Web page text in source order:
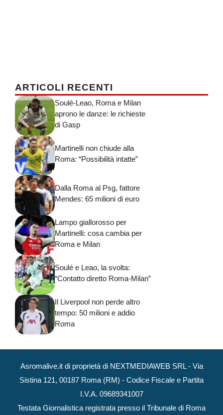
ARTICOLI RECENTI
Soulé-Leao, Roma e Milan
aprono le danze: le richieste
di Gasp
Martinelli non chiude alla
Roma: “Possibilità intatte”
Dalla Roma al Psg, fattore
Mendes: 65 milioni di euro
Lampo giallorosso per
Martinelli: cosa cambia per
Roma e Milan
Soulé e Leao, la svolta:
“Contatto diretto Roma-Milan”
Il Liverpool non perde altro
tempo: 50 milioni e addio
Roma
Asromalive.it di proprietà di NEXTMEDIAWEB SRL - Via
Sistina 121, 00187 Roma (RM) - Codice Fiscale e Partita
I.V.A. 09689341007
Testata Giornalistica registrata presso il Tribunale di Roma